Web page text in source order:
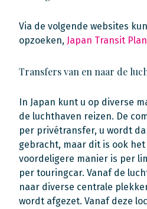
Via de volgende websites
opzoeken, Japan Transit
Transfers van en naar de
In Japan kunt u op diverse
de luchthaven reizen. De
per privétransfer, u wordt
gebracht, maar dit is ook
voordeligere manier is per
per touringcar. Vanaf de
naar diverse centrale
wordt afgezet. Vanaf deze